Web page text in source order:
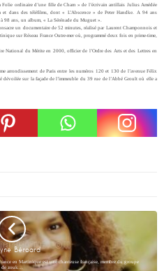
ordinaire d’une fille de Cham » de l’écrivain antillais Julius Amédée
dans des téléfilms, dont « L’Abscence » de Peter Handke. A 94 ans
98 ans, un album, « La Sérénade du Muguet ».
un documentaire de 52 minutes, réalisé par Laurent Champonnois et
sur Réseau France Outre-mer où, programmé deux fois en prime-time,
National du Mérite en 2000, officier de l’Ordre des Arts et des Lettres en
arrondissement de Paris entre les numéros 120 et 130 de l’avenue Félix
dévoilée sur la façade de l’immeuble du 39 rue de l’Abbé Groult où elle a
Béroard
en Martinique est une chanteuse française, membre du groupe
de zouk…